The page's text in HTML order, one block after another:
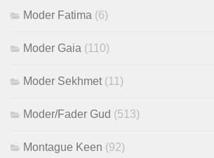
Moder Fatima (6)
Moder Gaia (110)
Moder Sekhmet (11)
Moder/Fader Gud (513)
Montague Keen (92)